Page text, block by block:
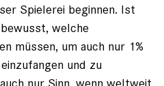
Spielerei beginnen. Ist
welche
müssen, um auch nur 1%
und zu
nur Sinn, wenn weltweit